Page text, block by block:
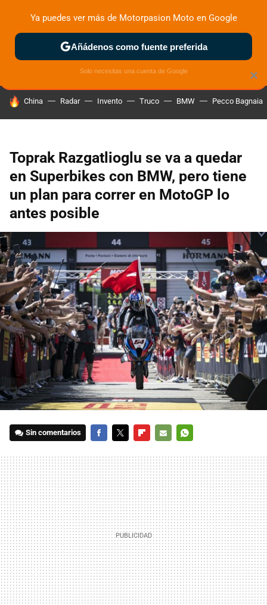
ZONA DE PRUEBAS DEPORTIVAS MOTOS ELÉCTRICAS
HOY SE HABLA DE
China Radar Invento Truco BMW Pecco Bagnaia
Toprak Razgatlioglu se va a quedar
en Superbikes con BMW, pero tiene
un plan para correr en MotoGP lo
antes posible
Sin comentarios
MAIL
×
Ya puedes ver más de Motorpasion Moto en Google
Añádenos como fuente preferida
Solo necesitas una cuenta de Google